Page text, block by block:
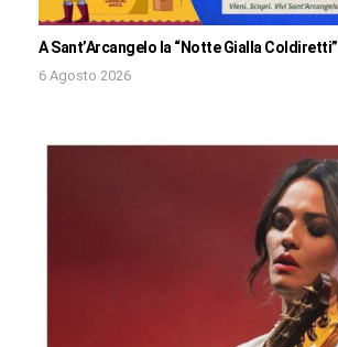
A Sant’Arcangelo la “Notte Gialla Coldiretti”
6 Agosto 2026